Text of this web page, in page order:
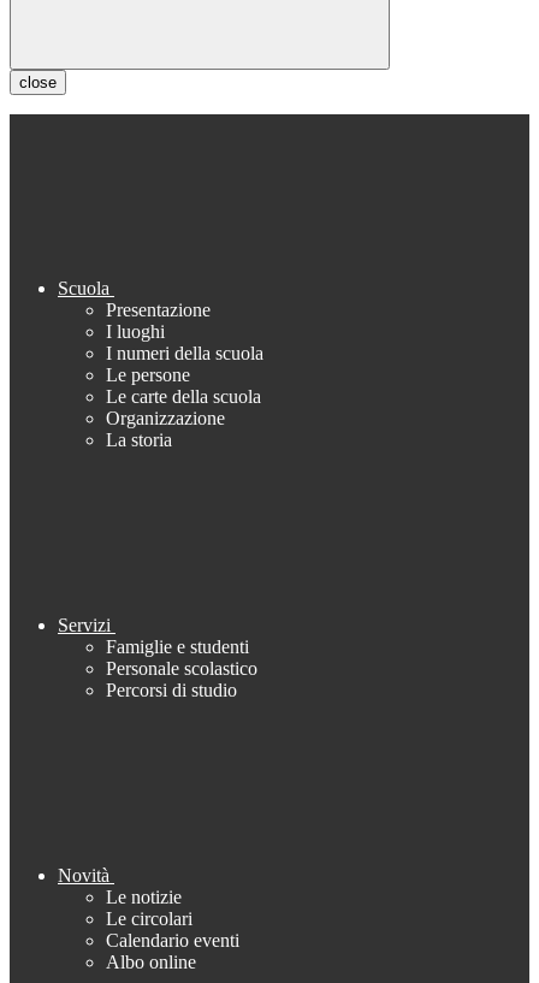
close
Scuola
Presentazione
I luoghi
I numeri della scuola
Le persone
Le carte della scuola
Organizzazione
La storia
Servizi
Famiglie e studenti
Personale scolastico
Percorsi di studio
Novità
Le notizie
Le circolari
Calendario eventi
Albo online